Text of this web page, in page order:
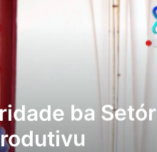
ba Setór